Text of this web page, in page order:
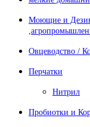
Моющие и
Овцеводство /
Перчатки
Нитрил
Пробиотки и